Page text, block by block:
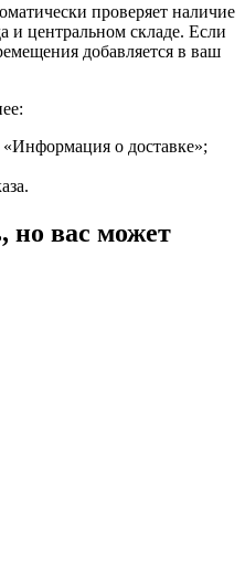
проверяет наличие
и центральном складе. Если
добавляется в ваш
«Информация о доставке»;
но вас может